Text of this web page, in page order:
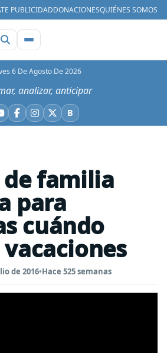
PUBLICIDADDONACIONESQUIÉNES SOMOS
6 De Agosto De 2026
analizar, anticipar
Facebook
Instagram
X BBluesky
familia
para
cuándo
de 2016•Hace 525 semanas